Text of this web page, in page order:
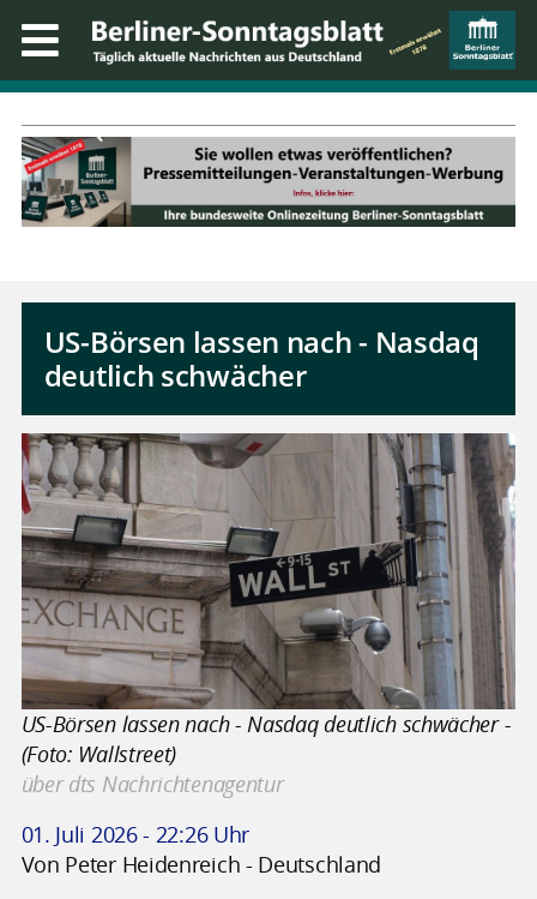
US-Börsen lassen nach - Nasdaq
deutlich schwächer
US-Börsen lassen nach - Nasdaq deutlich schwächer -
(Foto: Wallstreet)
über dts Nachrichtenagentur
01. Juli 2026 - 22:26 Uhr
Von Peter Heidenreich - Deutschland